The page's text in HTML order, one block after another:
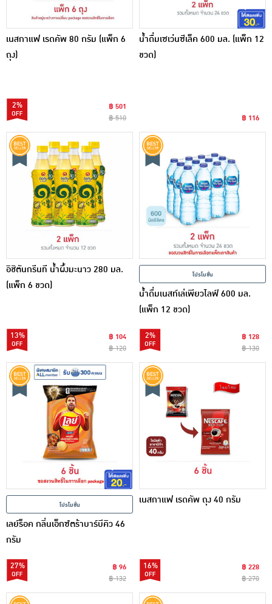
เนสกาแฟ เรดคัพ 80 กรัม (แพ็ก 6
ถุง)
2%
฿ 501
฿ 510
น้ำดื่มเซเว่นซีเล็ค 600 มล. (แพ็ก 12
ขวด)
฿ 116
อิชิตันกรีนที น้ำผึ้งมะนาว 280 มล.
(แพ็ก 6 ขวด)
13%
฿ 104
฿ 120
โปรโมชั่น
น้ำดื่มเนสท์เล่เพียวไลฟ์ 600 มล.
(แพ็ก 12 ขวด)
2%
฿ 128
฿ 130
โปรโมชั่น
เลย์ร็อค กลิ่นเอ็กซ์ตร้าบาร์บีคิว 46
กรัม
27%
฿ 96
฿ 132
เนสกาแฟ เรดคัพ ถุง 40 กรัม
16%
฿ 228
฿ 270